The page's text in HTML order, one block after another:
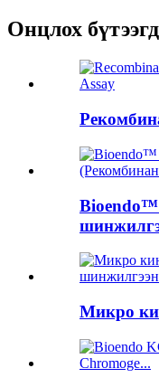
Онцлох
Bioendo™
Микро